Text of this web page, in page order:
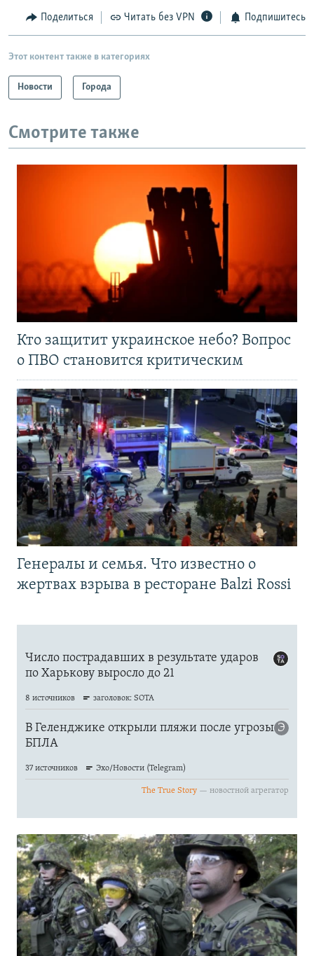
Поделиться Читать без VPN Подпишитесь
Этот контент также в категориях
Новости Города
Смотрите также
Кто защитит украинское небо? Вопрос
о ПВО становится критическим
Генералы и семья. Что известно о
жертвах взрыва в ресторане Balzi Rossi